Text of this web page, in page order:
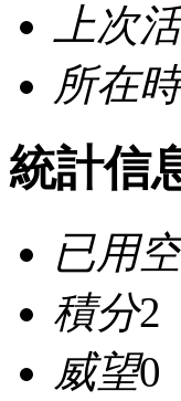
上次
所在
統計信
已用
積分2
威望0